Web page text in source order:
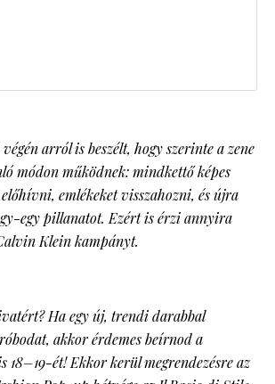
arról is beszélt, hogy szerinte a zene
módon működnek: mindkettő képes
előhívni, emlékeket visszahozni, és újra
egy pillanatot. Ezért is érzi annyira
Klein kampányt.
Ha egy új, trendi darabbal
akkor érdemes beírnod a
ét! Ekkor kerül megrendezésre az